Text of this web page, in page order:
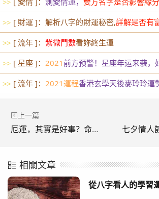
>>
>> [ 財運 ]：解析八字的財運秘密,詳解是否有
>> [ 流年 ]： 紫微鬥數看妳終生運
>> [ 星座 ]： 2021前方预警！星座年运来袭，
>> [ 流年 ]： 2021運程香港玄學天後麥玲玲運
上一篇
厄運，其實是好事？命運的好壞與時間點有關
相關文章
從八字看人的學習